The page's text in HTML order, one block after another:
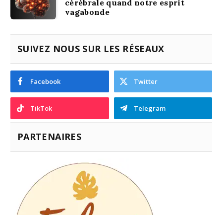
cérébrale quand notre esprit
vagabonde
SUIVEZ NOUS SUR LES RÉSEAUX
Facebook Twitter
TikTok Telegram
PARTENAIRES